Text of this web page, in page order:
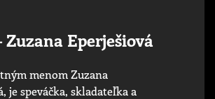
Zuzana Eperješiová
menom Zuzana
je speváčka, skladateľka a